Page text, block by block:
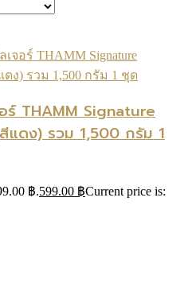
THAMM Signature
แดง) รวม 1,500 กรัม 1
฿.599.00 ฿Current price is: